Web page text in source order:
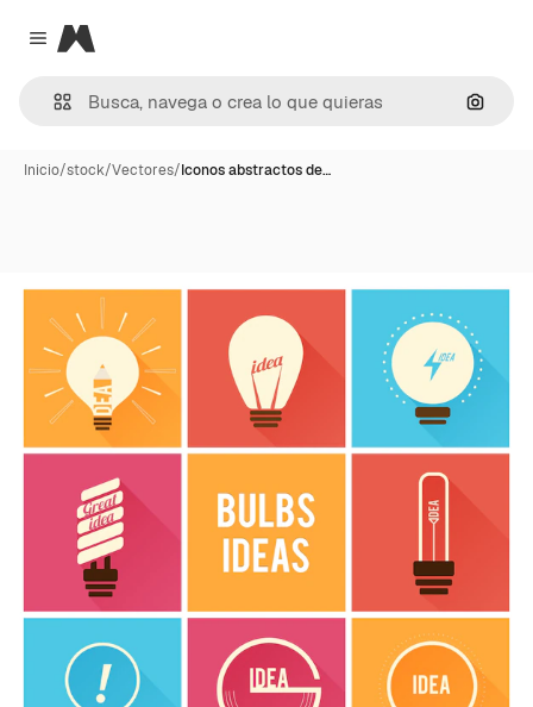
Close menu
Magnific
Inicio/stock/Vectores/Iconos abstractos de…